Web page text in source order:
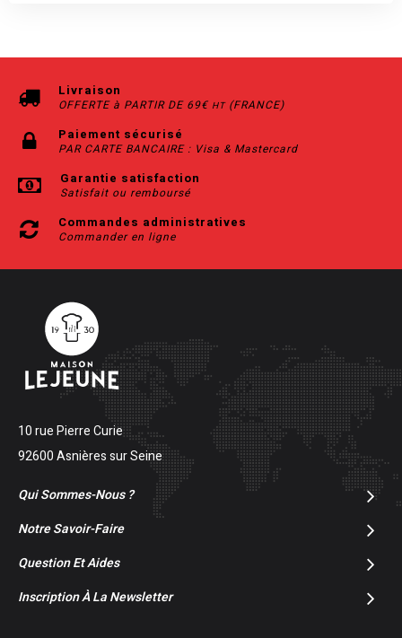
Livraison
OFFERTE à PARTIR DE 69€ HT(FRANCE)
Paiement sécurisé
PAR CARTE BANCAIRE : Visa & Mastercard
Garantie satisfaction
Satisfait ou remboursé
Commandes administratives
Commander en ligne
10 rue Pierre Curie
92600 Asnières sur Seine
Qui Sommes-Nous ?
Notre Savoir-Faire
Question Et Aides
Inscription À La Newsletter